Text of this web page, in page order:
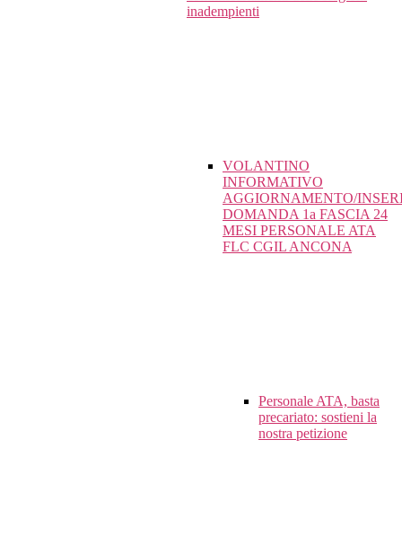
inadempienti
VOLANTINO
INFORMATIVO
AGGIORNAMENTO/
DOMANDA 1a FASCIA 24
MESI PERSONALE ATA
FLC CGIL ANCONA
Personale ATA, basta
precariato: sostieni la
nostra petizione